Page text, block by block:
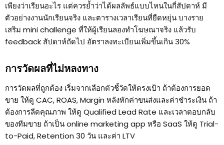
เพียงว่าเรียนอะไร แต่ควรย้ำว่าได้ผลลัพธ์แบบไหนในกี่สัปดาห์ มี
ตัวอย่างงานนักเรียนจริง และตารางเวลาเรียนที่ยืดหยุ่น บางราย
เสริม mini challenge ที่ให้ผู้เรียนลองทำโฆษณาจริง แล้วรับ
feedback สัปดาห์ถัดไป อัตราลงทะเบียนเพิ่มขึ้นเกิน 30%
การวัดผลที่ไม่หลงทาง
การวัดผลที่ถูกต้อง เริ่มจากเลือกตัวชี้วัดให้ตรงเป้า ถ้าต้องการยอด
ขาย ให้ดู CAC, ROAS, Margin หลังหักค่าขนส่งและค่าชำระเงิน ถ้า
ต้องการลีดคุณภาพ ให้ดู Qualified Lead Rate และเวลาตอบกลับ
ของทีมขาย ถ้าเป็น online marketing app หรือ SaaS ให้ดู Trial-
to-Paid, Retention 30 วัน และค่า LTV